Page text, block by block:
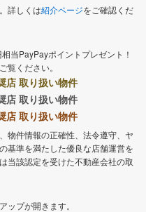
詳しくは紹介ページをご確認くだ
当PayPayポイントプレゼント！
覧ください。
店 取り扱い物件
店 取り扱い物件
店 取り扱い物件
物件情報の正確性、法令遵守、ヤ
基準を満たした優良な店舗運営を
当該認定を受けた不動産会社の取
ップが開きます。